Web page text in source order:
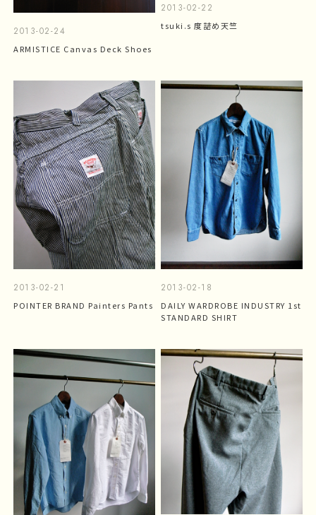
2013-02-24
ARMISTICE Canvas Deck Shoes
2013-02-22
tsuki.s 度詰め天竺
2013-02-21
POINTER BRAND Painters Pants
2013-02-18
DAILY WARDROBE INDUSTRY 1st
STANDARD SHIRT